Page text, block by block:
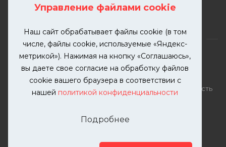
Управление файлами cookie
Наш сайт обрабатывает файлы cookie (в том
числе, файлы cookie, используемые «Яндекс-
метрикой»). Нажимая на кнопку «Соглашаюсь»,
вы даете свое согласие на обработку файлов
cookie вашего браузера в соответствии с
нашей политикой конфиденциальности
Подробнее
2026 © KUTUZOVV | Кузовной ремонт и покраска
автомобилей. Вся информация на сайте – собственность
разрешения запрещена. Все права защищены.
Телефон: 8(499)-302-00-57